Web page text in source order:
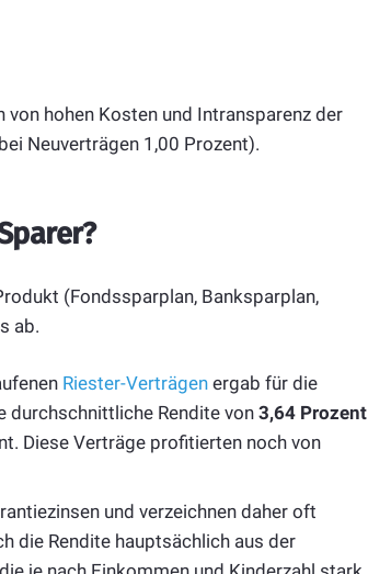
hohen Kosten und Intransparenz der
Neuverträgen 1,00 Prozent).
(Fondssparplan, Banksparplan,
ab.
Riester-Verträgenergab für die
durchschnittliche Rendite von 3,64 Prozent
Diese Verträge profitierten noch von
und verzeichnen daher oft
die Rendite hauptsächlich aus der